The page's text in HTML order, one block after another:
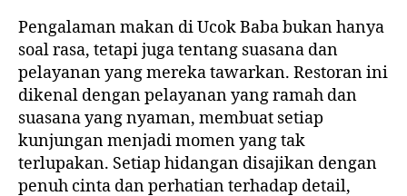
Pengalaman makan di Ucok Baba bukan hanya
soal rasa, tetapi juga tentang suasana dan
pelayanan yang mereka tawarkan. Restoran ini
dikenal dengan pelayanan yang ramah dan
suasana yang nyaman, membuat setiap
kunjungan menjadi momen yang tak
terlupakan. Setiap hidangan disajikan dengan
penuh cinta dan perhatian terhadap detail,